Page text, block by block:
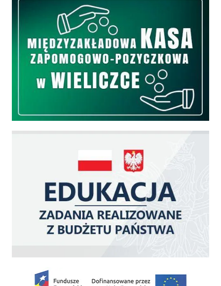
Zakup fabrycznie nowego, średniego samochodu ratowniczo-gaśniczego z